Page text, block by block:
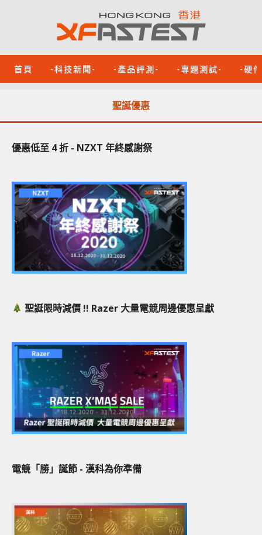
首頁 -科技新聞- -產品評測- -專題測試- -硬
聖誕優惠
優惠低至 4 折 - NZXT 年終感謝祭
聖誕限時減價 !! Razer 大量電競周邊優惠呈獻
電競「勝」誕節 - 漢科為你準備